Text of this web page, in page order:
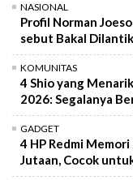
NASIONAL
Profil Norman
sebut Bakal
KOMUNITAS
4 Shio yang
2026: Segalanya
GADGET
4 HP Redmi
Jutaan, Cocok